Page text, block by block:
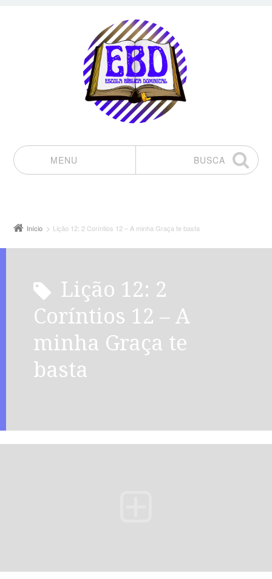
MENU
BUSCA
Início Lição 12: 2 Coríntios 12 – A minha Graça te basta
Lição 12: 2
Coríntios 12 – A
minha Graça te
basta